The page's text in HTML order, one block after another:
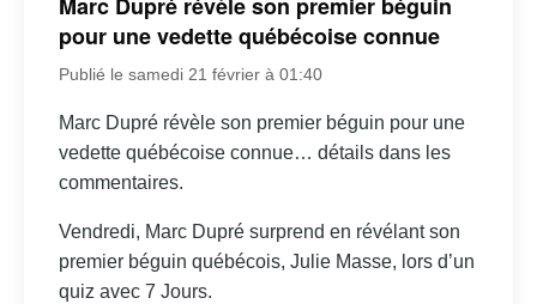
Marc Dupré révèle son premier béguin
pour une vedette québécoise connue
Publié le samedi 21 février à 01:40
Marc Dupré révèle son premier béguin pour une
vedette québécoise connue… détails dans les
commentaires.
Vendredi, Marc Dupré surprend en révélant son
premier béguin québécois, Julie Masse, lors d’un
quiz avec 7 Jours.